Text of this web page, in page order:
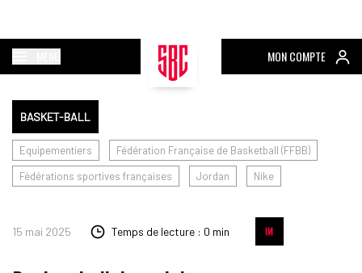
MON COMPTE
BASKET-BALL
Equipementiers
Fédération Française de Basketball (FFBB)
Fédérations sportives françaises
Jordan Nike
15 mai 2025 Temps de lecture : 0 min